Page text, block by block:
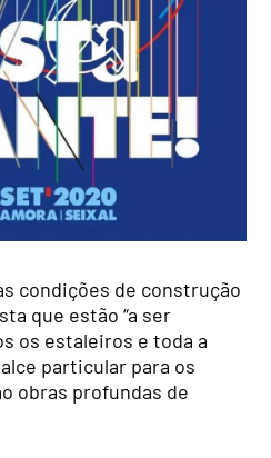
condições de construção
que estão “a ser
os estaleiros e toda a
particular para os
obras profundas de